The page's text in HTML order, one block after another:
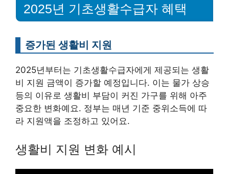
2025년 기초생활수급자 혜택
증가된 생활비 지원
2025년부터는 기초생활수급자에게 제공되는 생활
비 지원 금액이 증가할 예정입니다. 이는 물가 상승
등의 이유로 생활비 부담이 커진 가구를 위해 아주
중요한 변화예요. 정부는 매년 기준 중위소득에 따
라 지원액을 조정하고 있어요.
생활비 지원 변화 예시